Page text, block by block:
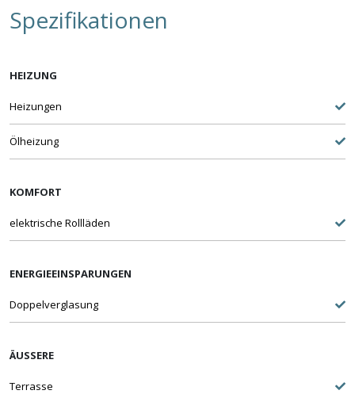
Spezifikationen
HEIZUNG
Heizungen
Ölheizung
KOMFORT
elektrische Rollläden
ENERGIEEINSPARUNGEN
Doppelverglasung
ÄUSSERE
Terrasse